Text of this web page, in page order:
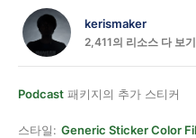
kerismaker
2,411의 리소스 다 보기
Podcast 패키지의 추가 스티커
스타일: Generic Sticker Color